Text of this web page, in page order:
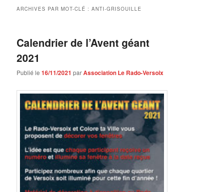
principal
secondaire
ARCHIVES PAR MOT-CLÉ :ANTI-GRISOUILLE
Calendrier de l’Avent géant
2021
Publié le16/11/2021 parAssociation Le Rado-Versoix